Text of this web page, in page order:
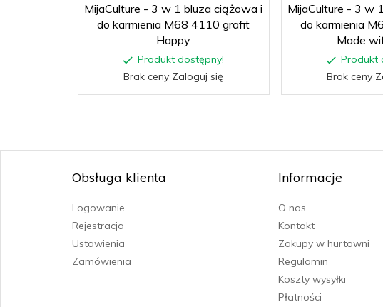
MijaCulture - 3 w 1 bluza ciążowa i
do karmienia M68 4110 grafit
Happy
Produkt dostępny!
Brak ceny Zaloguj się
MijaCulture - 3 w
do karmienia
Made
Produkt
Brak ceny
Obsługa klienta
Logowanie
Rejestracja
Ustawienia
Zamówienia
Informacje
O nas
Kontakt
Zakupy w hurtowni
Regulamin
Koszty wysyłki
Płatności